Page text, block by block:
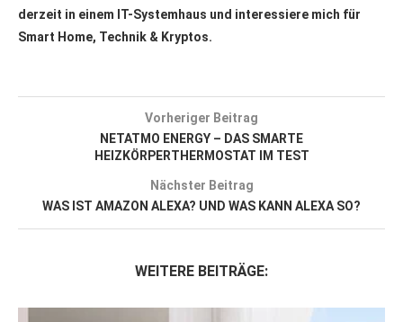
derzeit in einem IT-Systemhaus und interessiere mich für
Smart Home, Technik & Kryptos.
Vorheriger Beitrag
NETATMO ENERGY – DAS SMARTE
HEIZKÖRPERTHERMOSTAT IM TEST
Nächster Beitrag
WAS IST AMAZON ALEXA? UND WAS KANN ALEXA SO?
WEITERE BEITRÄGE: